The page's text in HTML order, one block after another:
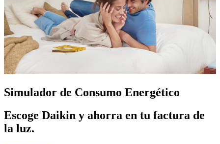
Simulador de Consumo Energético
Escoge Daikin y ahorra en tu factura de
la luz.